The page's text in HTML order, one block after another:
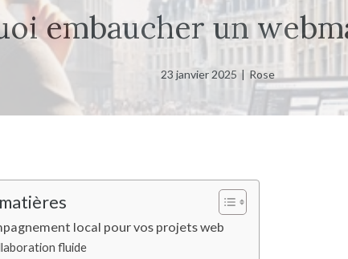
embaucher un
23 janvier 2025 | Rose
local pour vos projets web
fluide